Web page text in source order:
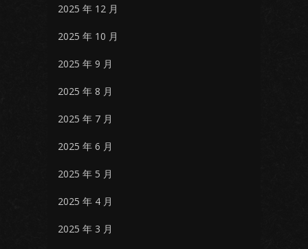
2025 年 12 月
2025 年 10 月
2025 年 9 月
2025 年 8 月
2025 年 7 月
2025 年 6 月
2025 年 5 月
2025 年 4 月
2025 年 3 月